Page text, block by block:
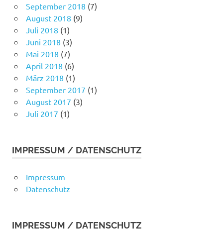
September 2018 (7)
August 2018 (9)
Juli 2018 (1)
Juni 2018 (3)
Mai 2018 (7)
April 2018 (6)
März 2018 (1)
September 2017 (1)
August 2017 (3)
Juli 2017 (1)
IMPRESSUM / DATENSCHUTZ
Impressum
Datenschutz
IMPRESSUM / DATENSCHUTZ